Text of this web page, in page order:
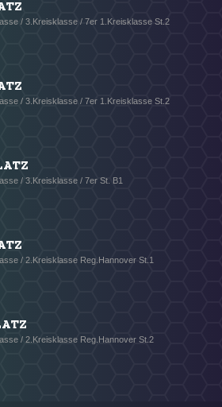
/ 3.Kreisklasse / 7er 1.Kreisklasse St.2
/ 3.Kreisklasse / 7er 1.Kreisklasse St.2
/ 3.Kreisklasse / 7er St. B1
/ 2.Kreisklasse Reg.Hannover St.1
/ 2.Kreisklasse Reg.Hannover St.2